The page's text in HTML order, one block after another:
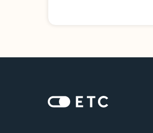
Zur Startseite: ETC